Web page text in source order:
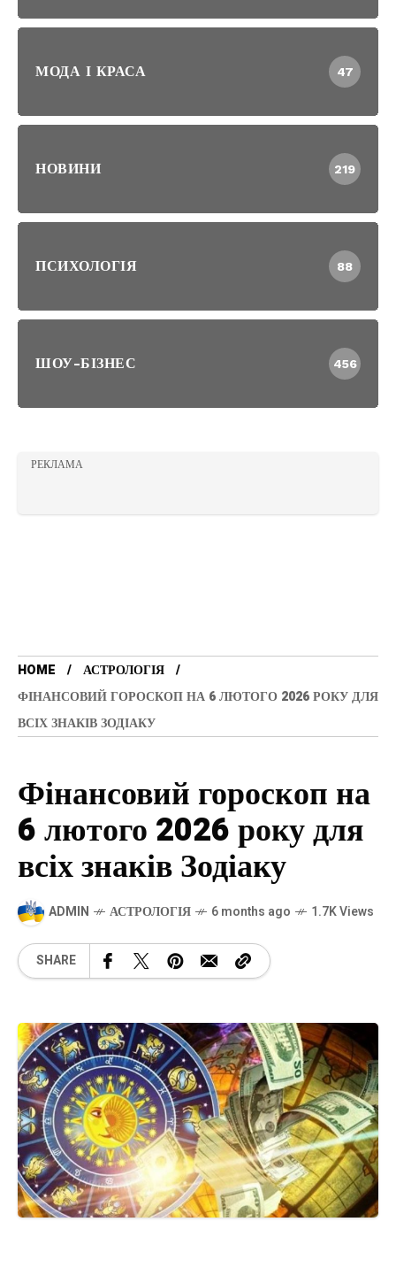
МОДА І КРАСА 47
НОВИНИ 219
ПСИХОЛОГІЯ 88
ШОУ-БІЗНЕС 456
РЕКЛАМА
HOME
АСТРОЛОГІЯ
ФІНАНСОВИЙ ГОРОСКОП НА 6 ЛЮТОГО 2026 РОКУ ДЛЯ
ВСІХ ЗНАКІВ ЗОДІАКУ
Фінансовий гороскоп на
6 лютого 2026 року для
всіх знаків Зодіаку
ADMIN АСТРОЛОГІЯ 6 months ago 1.7K Views
SHARE